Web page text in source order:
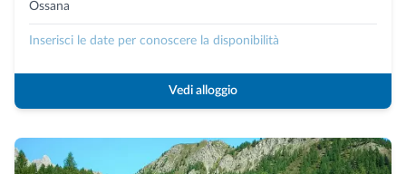
Ossana
Inserisci le date per conoscere la disponibilità
Vedi alloggio